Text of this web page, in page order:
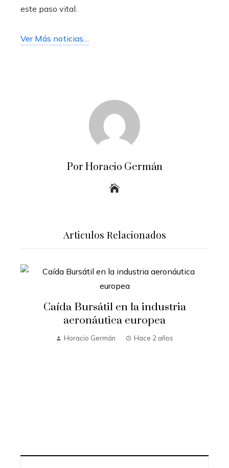
este paso vital.
Ver Más noticias…
Por Horacio Germán
Articulos Relacionados
Caída Bursátil en la industria
aeronáutica europea
Horacio Germán Hace 2 años